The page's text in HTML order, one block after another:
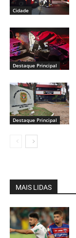
Cidade
Destaque Principal
Destaque Principal
MAIS LIDAS